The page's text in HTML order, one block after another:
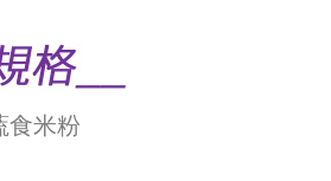
食米粉